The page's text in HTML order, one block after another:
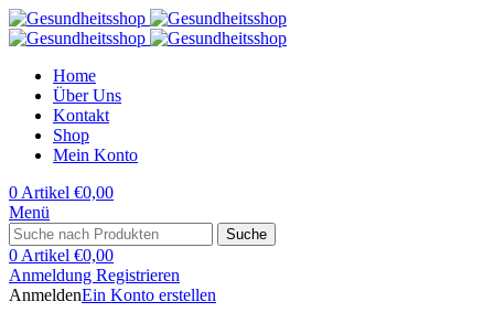
Home
Über Uns
Kontakt
Shop
Mein Konto
0 Artikel €0,00
Menü
Suche
0 Artikel €0,00
Anmeldung Registrieren
AnmeldenEin Konto erstellen